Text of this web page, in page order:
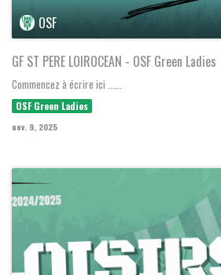
OSF
GF ST PERE LOIROCEAN - OSF Green Ladies
Commencez à écrire ici ......
OSF Green Ladies
nov. 9, 2025